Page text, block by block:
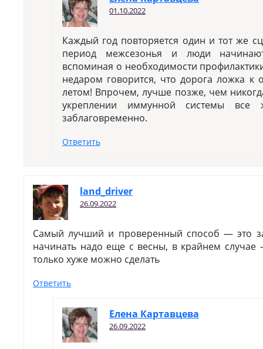
01.10.2022
Каждый год повторяется один и тот же
период межсезонья и люди
вспоминая о необходимости
недаром говорится, что дорога ложка к
летом! Впрочем, лучше позже, чем
укреплении иммунной системы все
заблаговременно.
Ответить
land_driver
26.09.2022
Самый лучший и проверенный способ — это
начинать надо еще с весны, в крайнем
только хуже можно сделать
Ответить
Елена Картавцева
26.09.2022